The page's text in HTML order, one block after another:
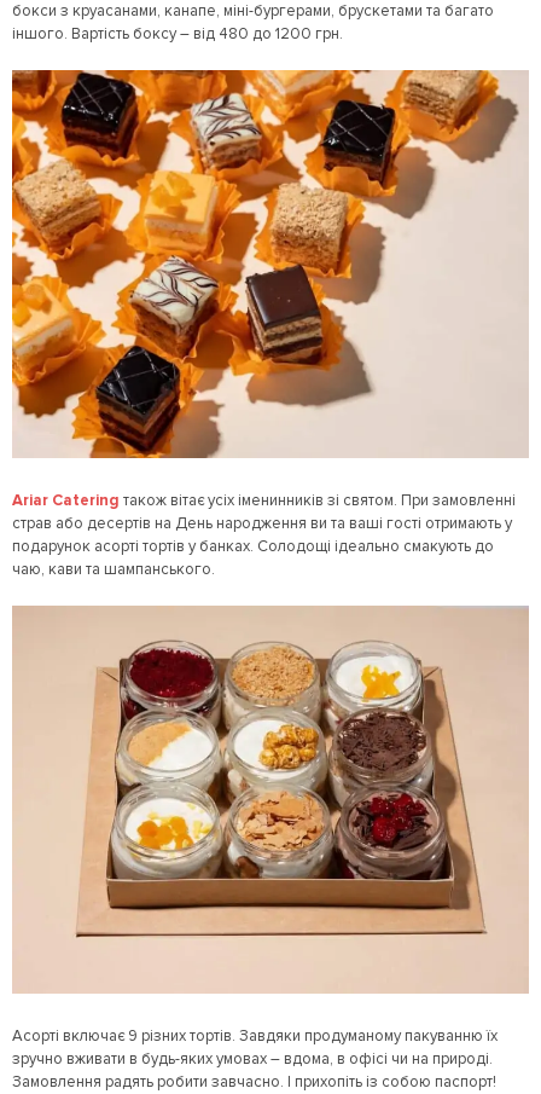
бокси з круасанами, канапе, міні-бургерами, брускетами та багато
іншого. Вартість боксу – від 480 до 1200 грн.
Ariar Catering також вітає усіх іменинників зі святом. При замовленні
страв або десертів на День народження ви та ваші гості отримають у
подарунок асорті тортів у банках. Солодощі ідеально смакують до
чаю, кави та шампанського.
Асорті включає 9 різних тортів. Завдяки продуманому пакуванню їх
зручно вживати в будь-яких умовах – вдома, в офісі чи на природі.
Замовлення радять робити завчасно. І прихопіть із собою паспорт!